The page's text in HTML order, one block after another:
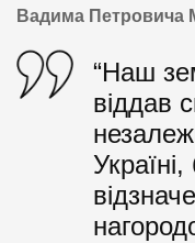
Вадима Петровича
“Наш
віддав